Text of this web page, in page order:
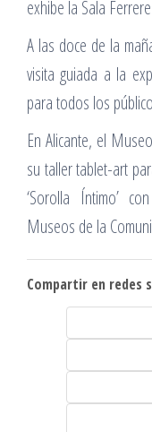
exhibe la Sala
A las doce de la
visita guiada a la
para todos los
En Alicante, el
su taller tablet-art
‘Sorolla Íntimo’
Museos de la
Compartir en redes